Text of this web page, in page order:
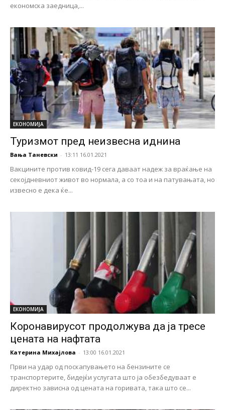
економска заедница,...
ЕКОНОМИЈА
Туризмот пред неизвесна иднина
Вања Таневски - 13:11 16.01.2021
Вакцините против ковид-19 сега даваат надеж за враќање на
секојдневниот живот во нормала, а со тоа и на патувањата, но
извесно е дека ќе...
ЕКОНОМИЈА
Коронавирусот продолжува да ја тресе
цената на нафтата
Катерина Михајлова - 13:00 16.01.2021
Први на удар од поскапувањето на бензините се
транспортерите, бидејќи услугата што ја обезбедуваат е
директно зависна од цената на горивата, така што се...